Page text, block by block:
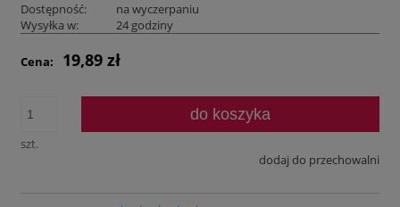
Dostępność:
na wyczerpaniu
Wysyłka w:
24 godziny
Cena: 19,89 zł
szt.
do koszyka
dodaj do przechowalni